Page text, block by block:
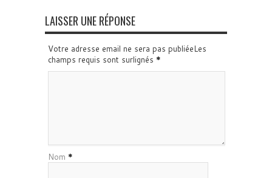
LAISSER UNE RÉPONSE
Votre adresse email ne sera pas publiéeLes
champs requis sont surlignés *
Nom *